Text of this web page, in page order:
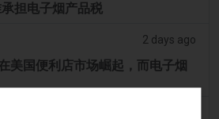
担电子烟产品税
2 days ago
美国便利店市场崛起，而电子烟